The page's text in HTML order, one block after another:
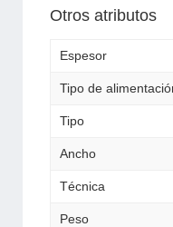
Otros atributos
Espesor
Tipo de
Tipo
Ancho
Técnica
Peso